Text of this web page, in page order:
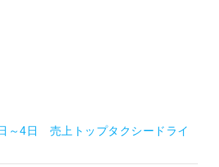
～4日 売上トップタクシードライ